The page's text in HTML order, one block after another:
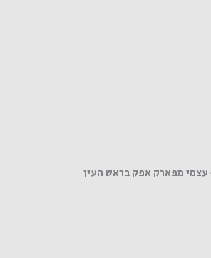
עצמי מפארק אפק בראש העין